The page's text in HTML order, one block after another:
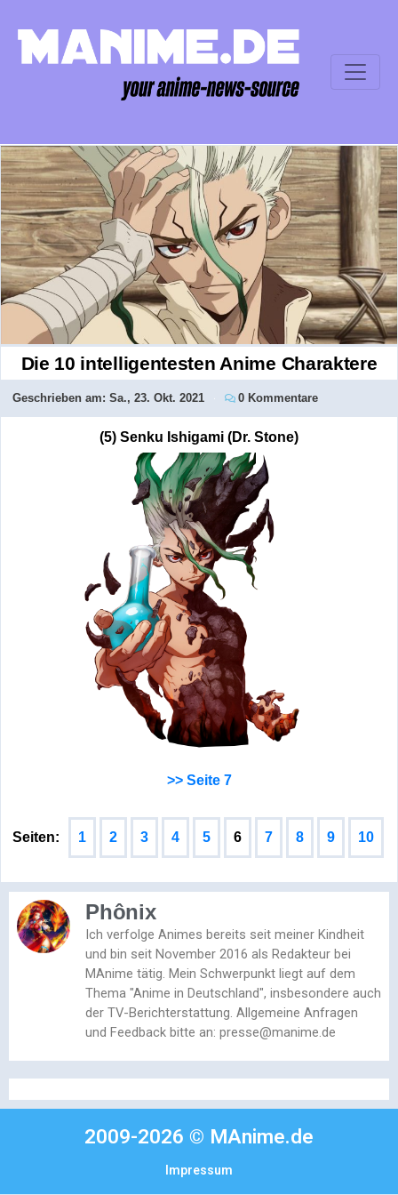
Die 10 intelligentesten Anime Charaktere
Geschrieben am: Sa., 23. Okt. 2021 0 Kommentare
(5) Senku Ishigami (Dr. Stone)
>> Seite 7
Seiten: 1 2 3 4 5 6 7 8 9 10
Phônix
Ich verfolge Animes bereits seit meiner Kindheit
und bin seit November 2016 als Redakteur bei
MAnime tätig. Mein Schwerpunkt liegt auf dem
Thema "Anime in Deutschland", insbesondere auch
der TV-Berichterstattung. Allgemeine Anfragen
und Feedback bitte an: presse@manime.de
2009-2026 © MAnime.de
Impressum